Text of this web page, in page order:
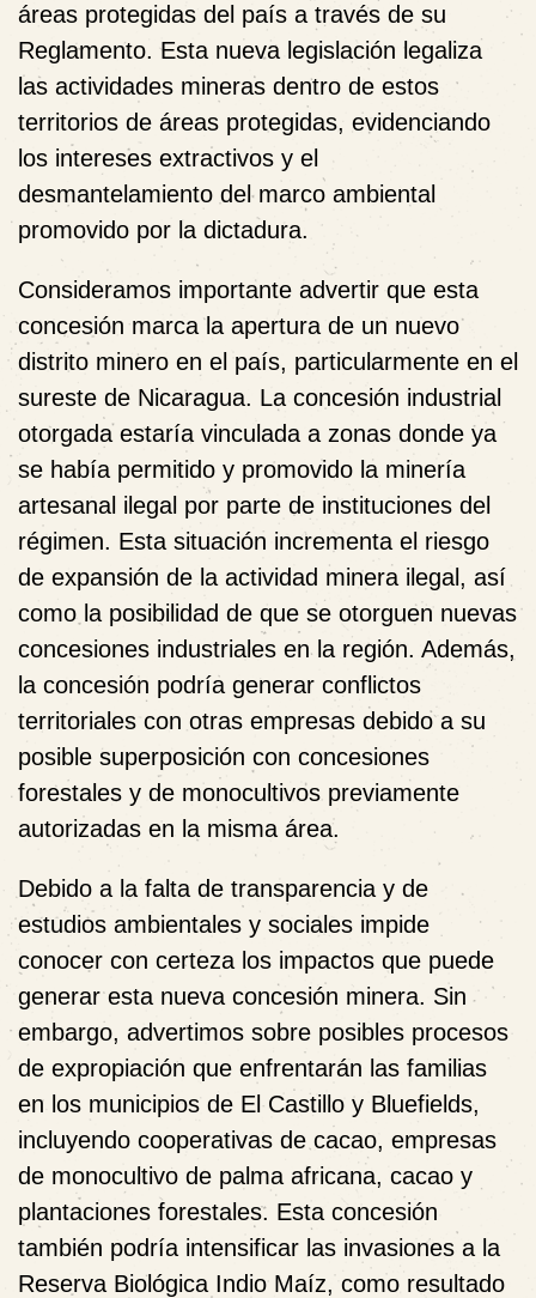
áreas protegidas del país a través de su
Reglamento. Esta nueva legislación legaliza
las actividades mineras dentro de estos
territorios de áreas protegidas, evidenciando
los intereses extractivos y el
desmantelamiento del marco ambiental
promovido por la dictadura.
Consideramos importante advertir que esta
concesión marca la apertura de un nuevo
distrito minero en el país, particularmente en el
sureste de Nicaragua. La concesión industrial
otorgada estaría vinculada a zonas donde ya
se había permitido y promovido la minería
artesanal ilegal por parte de instituciones del
régimen. Esta situación incrementa el riesgo
de expansión de la actividad minera ilegal, así
como la posibilidad de que se otorguen nuevas
concesiones industriales en la región. Además,
la concesión podría generar conflictos
territoriales con otras empresas debido a su
posible superposición con concesiones
forestales y de monocultivos previamente
autorizadas en la misma área.
Debido a la falta de transparencia y de
estudios ambientales y sociales impide
conocer con certeza los impactos que puede
generar esta nueva concesión minera. Sin
embargo, advertimos sobre posibles procesos
de expropiación que enfrentarán las familias
en los municipios de El Castillo y Bluefields,
incluyendo cooperativas de cacao, empresas
de monocultivo de palma africana, cacao y
plantaciones forestales. Esta concesión
también podría intensificar las invasiones a la
Reserva Biológica Indio Maíz, como resultado